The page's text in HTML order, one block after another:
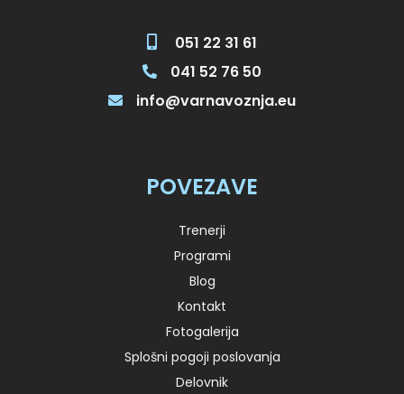
051 22 31 61
041 52 76 50
info@varnavoznja.eu
POVEZAVE
Trenerji
Programi
Blog
Kontakt
Fotogalerija
Splošni pogoji poslovanja
Delovnik